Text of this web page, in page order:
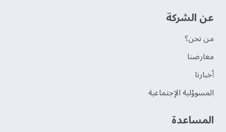
عن الشركة
من نحن؟
‫معارضنا‬
‫أخبارنا‬
المسوؤلية الإجتماعية
‫المساعدة‬